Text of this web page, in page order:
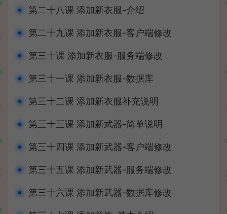
第二十八课 添加新衣服-介绍
第二十九课 添加新衣服-客户端修改
第三十课 添加新衣服-服务端修改
第三十一课 添加新衣服-数据库
第三十二课 添加新衣服补充说明
第三十三课 添加新武器-简单说明
第三十四课 添加新武器-客户端修改
第三十五课 添加新武器-服务端修改
第三十六课 添加新武器-数据库修改